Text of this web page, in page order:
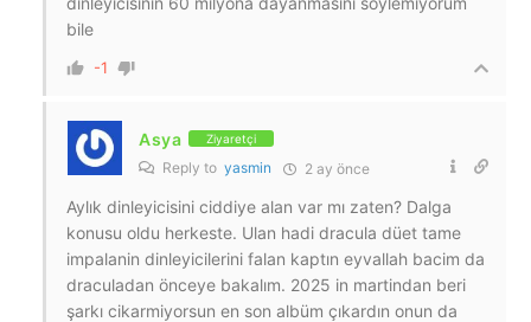
bile
-1
Asya Ziyaretçi
Reply to yasmin 2 ay önce
Aylık dinleyicisini ciddiye alan var mı zaten? Dalga
konusu oldu herkeste. Ulan hadi dracula düet tame
impalanin dinleyicilerini falan kaptın eyvallah bacim da
draculadan önceye bakalım. 2025 in martindan beri
şarkı cikarmiyorsun en son albüm çıkardın onun da